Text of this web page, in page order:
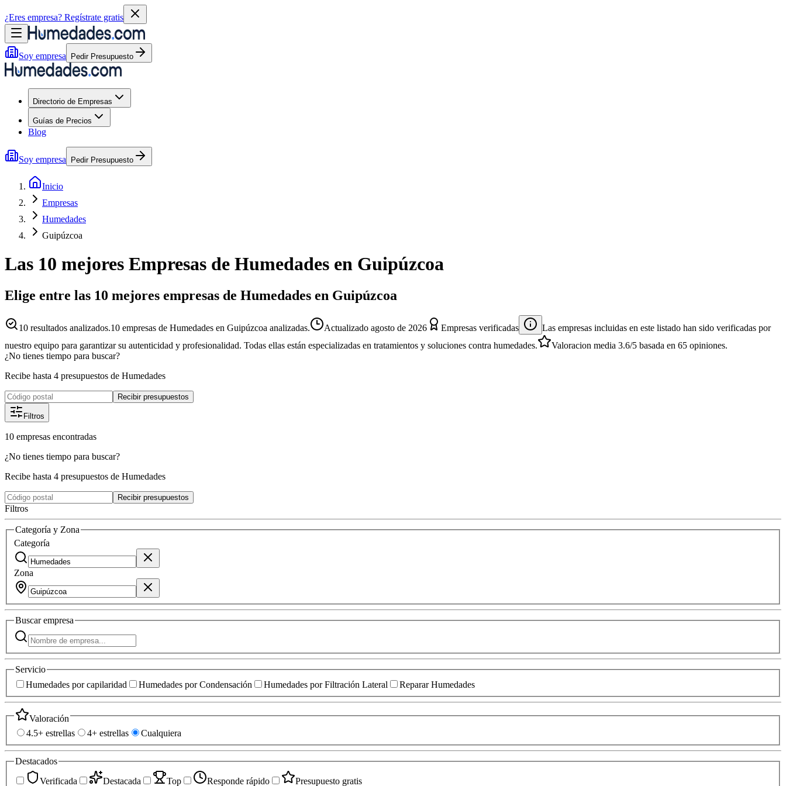
¿Eres empresa? Regístrate gratis
Soy empresa Pedir Presupuesto
Directorio de Empresas
Guías de Precios
Blog
Soy empresa Pedir Presupuesto
Inicio
Empresas
Humedades
Guipúzcoa
Las 10 mejores Empresas de Humedades en Guipúzcoa
Elige entre las 10 mejores empresas de Humedades en Guipúzcoa
10 resultados analizados.10 empresas de Humedades en Guipúzcoa analizadas. Actualizado agosto de 2026 Empresas verificadas
Las empresas incluidas en este listado han sido verificadas por
nuestro equipo para garantizar su autenticidad y profesionalidad. Todas ellas están especializadas en tratamientos y soluciones contra humedades.
Valoracion media 3.6/5 basada en 65 opiniones.
¿No tienes tiempo para buscar?
Recibe hasta 4 presupuestos de Humedades
Recibir presupuestos
Filtros
10 empresas encontradas
¿No tienes tiempo para buscar?
Recibe hasta 4 presupuestos de Humedades
Recibir presupuestos
Filtros
Categoría y Zona
Categoría
Zona
Buscarempresa
Servicio
Humedades por capilaridad
Humedades por Condensación Humedades por Filtración Lateral Reparar Humedades
Valoración
4.5+ estrellas
4+ estrellas Cualquiera
Destacados
Verificada
Destacada Top Responde rápido Presupuesto gratis